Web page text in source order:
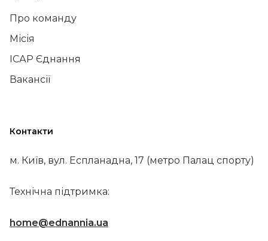
Про команду
Місія
ІСАР Єднання
Вакансії
Контакти
м. Київ, вул. Еспланадна, 17 (метро Палац спорту)
Технічна підтримка:
home@ednannia.ua